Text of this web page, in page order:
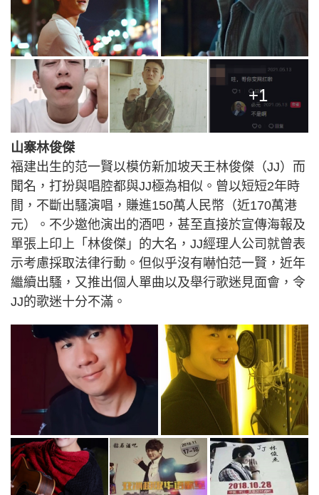
+1
山寨林俊傑
福建出生的范一賢以模仿新加坡天王林俊傑（JJ）而
聞名，打扮與唱腔都與JJ極為相似。曾以短短2年時
間，不斷出騷演唱，賺進150萬人民幣（近170萬港
元）。不少邀他演出的酒吧，甚至直接於宣傳海報及
單張上印上「林俊傑」的大名，JJ經理人公司就曾表
示考慮採取法律行動。但似乎沒有嚇怕范一賢，近年
繼續出騷，又推出個人單曲以及舉行歌迷見面會，令
JJ的歌迷十分不滿。